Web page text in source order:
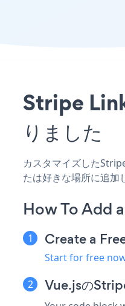
Stripe
りました
カスタマイズした
たは好きな場所に追加
How To Add
Create a
Start for free
Vue.jsの